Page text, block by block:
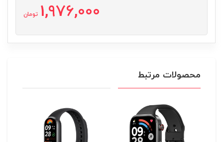
1,976,000 تومان
محصولات مرتبط